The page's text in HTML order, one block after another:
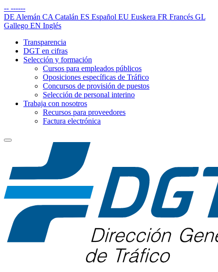
-- ------
DE Alemán CA Catalán ES Español EU Euskera FR Francés GL
Gallego EN Inglés
Transparencia
DGT en cifras
Selección y formación
Cursos para empleados públicos
Oposiciones específicas de Tráfico
Concursos de provisión de puestos
Selección de personal interino
Trabaja con nosotros
Recursos para proveedores
Factura electrónica